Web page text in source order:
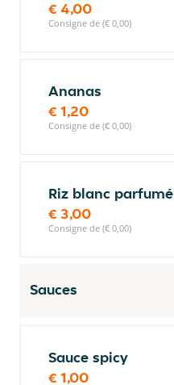
€ 4,00
Consigne de (€ 0,00)
Ananas
€ 1,20
Consigne de (€ 0,00)
Riz blanc parfumé
€ 3,00
Consigne de (€ 0,00)
Sauces
Sauce spicy
€ 1,00